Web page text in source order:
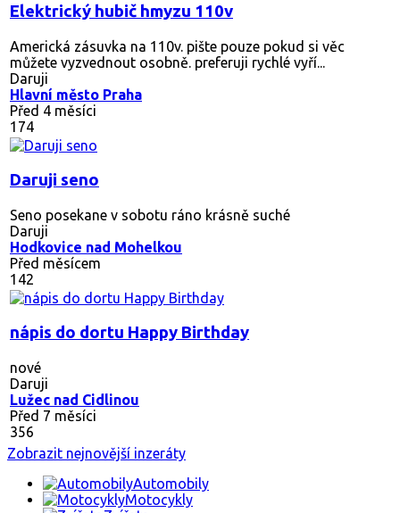
Elektrický hubič hmyzu 110v
Americká zásuvka na 110v. pište pouze pokud si věc
můžete vyzvednout osobně. preferuji rychlé vyří...
Daruji
Hlavní město Praha
Před 4 měsíci
174
Daruji seno
Seno posekane v sobotu ráno krásně suché
Daruji
Hodkovice nad Mohelkou
Před měsícem
142
nápis do dortu Happy Birthday
nové
Daruji
Lužec nad Cidlinou
Před 7 měsíci
356
Zobrazit nejnovější inzeráty
Automobily
Motocykly